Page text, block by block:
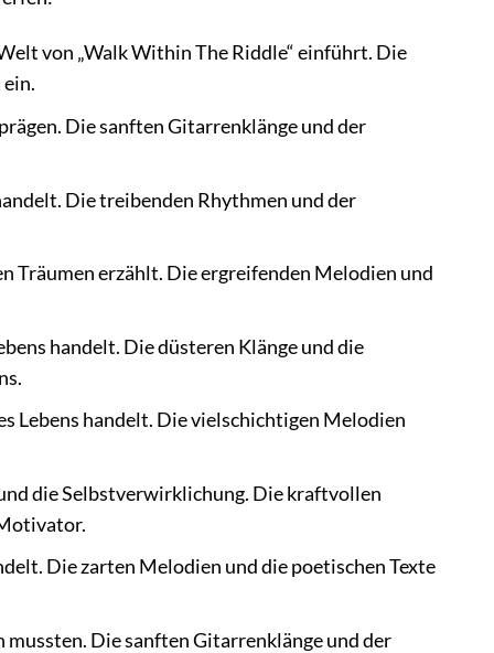
von „Walk Within The Riddle“ einführt. Die
Die sanften Gitarrenklänge und der
Die treibenden Rhythmen und der
Träumen erzählt. Die ergreifenden Melodien und
handelt. Die düsteren Klänge und die
Lebens handelt. Die vielschichtigen Melodien
die Selbstverwirklichung. Die kraftvollen
Die zarten Melodien und die poetischen Texte
mussten. Die sanften Gitarrenklänge und der